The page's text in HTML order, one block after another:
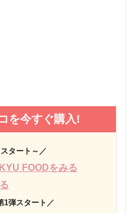
を今すぐ購入!
タート～／
FOODをみる
1弾スタート／